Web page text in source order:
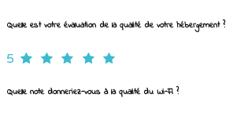
Quelle est votre évaluation de la qualité de votre hébergement ?
5
Quelle note donneriez-vous à la qualité du Wi-Fi ?